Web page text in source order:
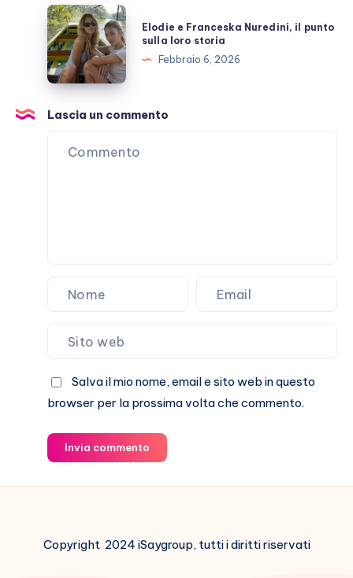
che
non
passa
Elodie
e
Franceska
Nuredini,
punto
sulla
Elodie e Franceska Nuredini, il punto
sulla loro storia
Febbraio 6, 2026
Lascia un commento
Salva il mio nome, email e sito web in questo
browser per la prossima volta che commento.
Invia commento
Copyright 2024 iSaygroup, tutti i diritti riservati